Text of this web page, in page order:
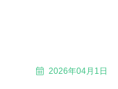
2026年04月1日